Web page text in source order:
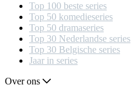
Top 100 beste series
Top 50 komedieseries
Top 50 dramaseries
Top 30 Nederlandse series
Top 30 Belgische series
Jaar in series
Over ons